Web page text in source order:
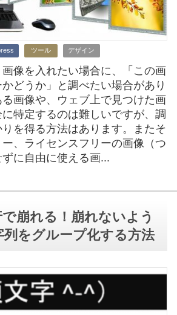
ツール デザイン
像を入れたい場合に、「この画
どうか」と調べたい場合があり
る画像や、ウェブ上で見つけた画
特定するのは難しいですが、調
を得る方法はあります。またそ
、ライセンスフリーの画像（つ
に自由に使える画...
崩れる！崩れないよう
列をグループ化する方法